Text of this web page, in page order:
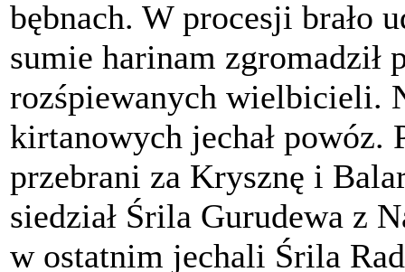
bębnach. W procesji brało
sumie harinam zgromadził
rozśpiewanych wielbicieli.
kirtanowych jechał
przebrani za Krysznę i
siedział Śrila Gurudewa z
w ostatnim jechali Śrila